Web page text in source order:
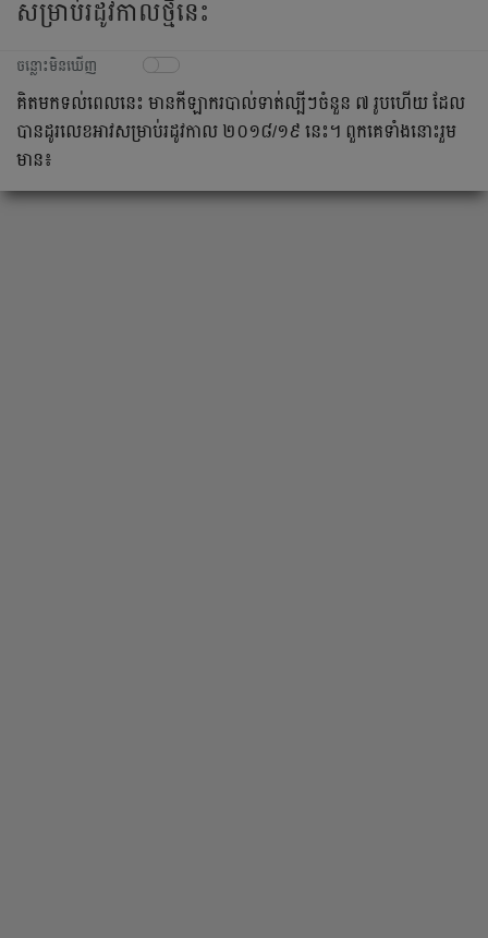
សម្រាប់​រដូវ​កាល​ថ្មី​នេះ
ចន្លោះមិនឃើញ
គិត​មក​ទល់​ពេល​នេះ មាន​កីឡាករ​បាល់ទាត់​ល្បីៗ​ចំនួន ៧ រូប​ហើយ ដែល​
បាន​ដូរ​លេខ​អាវ​សម្រាប់​រដូវ​កាល ២០១៨/១៩ នេះ។ ពួក​គេ​ទាំង​នោះ​រួម​
មាន៖